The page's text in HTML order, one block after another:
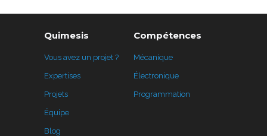
Quimesis
Vous avez un projet ?
Expertises
Projets
Équipe
Blog
Compétences
Mécanique
Électronique
Programmation